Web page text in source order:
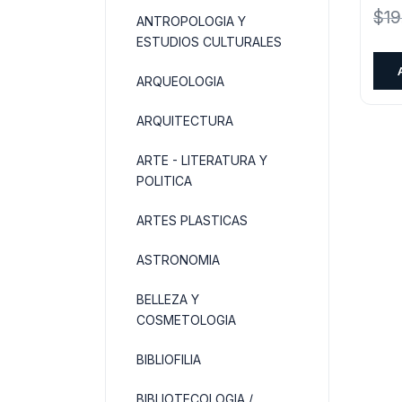
ANTROPOLOGIA Y
ESTUDIOS CULTURALES
ARQUEOLOGIA
ARQUITECTURA
ARTE - LITERATURA Y
POLITICA
ARTES PLASTICAS
ASTRONOMIA
BELLEZA Y
COSMETOLOGIA
BIBLIOFILIA
BIBLIOTECOLOGIA /
$